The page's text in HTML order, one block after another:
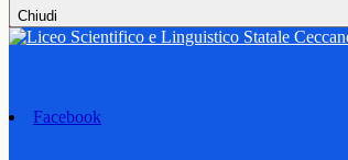
Chiudi
Facebook